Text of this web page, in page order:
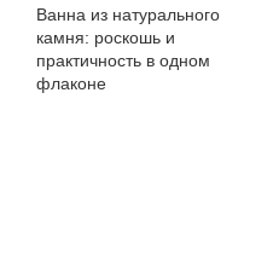
Ванна из натурального
камня: роскошь и
практичность в одном
флаконе